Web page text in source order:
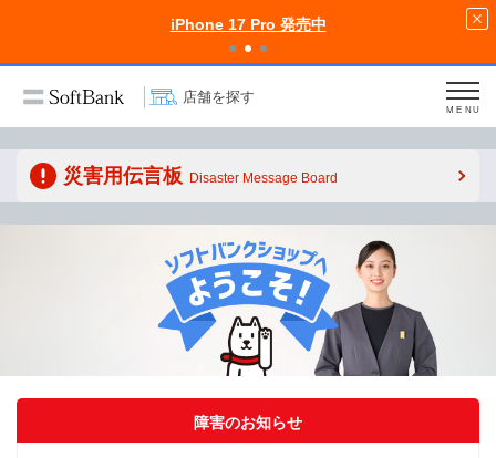
iPhone 17 Pro 発売中
店舗を探す
MENU
災害用伝言板 Disaster Message Board
障害のお知らせ